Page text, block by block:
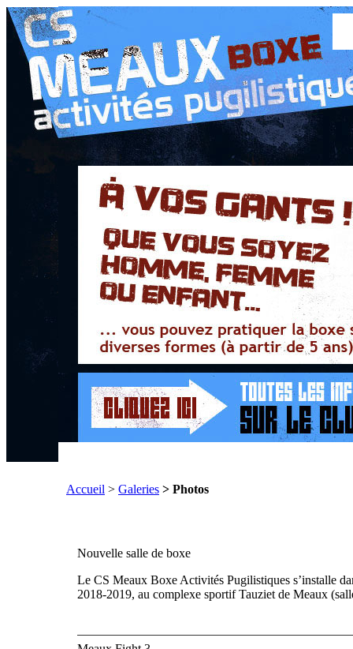
Accueil > Galeries > Photos
Nouvelle salle de boxe
Le CS Meaux Boxe Activités Pugilistiques s’installe
2018-2019, au complexe sportif Tauziet de Meaux